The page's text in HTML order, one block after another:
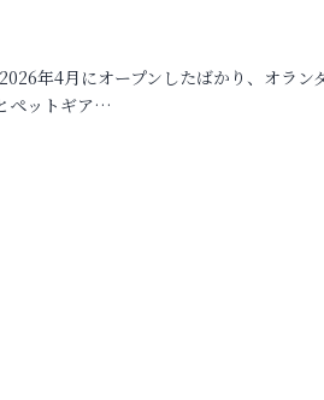
年4月にオープンしたばかり、オラン
ペットギア…